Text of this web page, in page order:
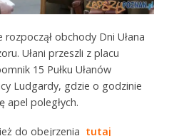
obchody Dni Ułana
Ułani przeszli z placu
15 Pułku Ułanów
Ludgardy, gdzie o godzinie
apel poległych.
do obejrzenia tutaj